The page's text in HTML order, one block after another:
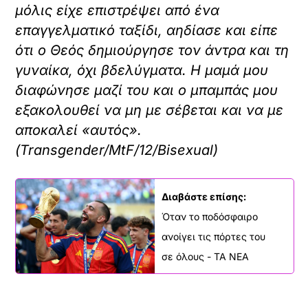
μόλις είχε επιστρέψει από ένα
επαγγελματικό ταξίδι, αηδίασε και είπε
ότι ο Θεός δημιούργησε τον άντρα και τη
γυναίκα, όχι βδελύγματα. Η μαμά μου
διαφώνησε μαζί του και ο μπαμπάς μου
εξακολουθεί να μη με σέβεται και να με
αποκαλεί «αυτός».
(Transgender/MtF/12/Bisexual)
Διαβάστε επίσης:
Όταν το ποδόσφαιρο
ανοίγει τις πόρτες του
σε όλους - ΤΑ ΝΕΑ